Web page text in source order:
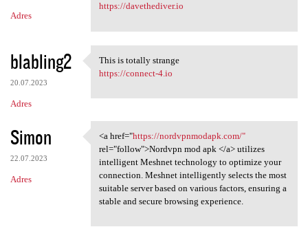
Adres
https://davethediver.io
blabling2
20.07.2023
Adres
This is totally strange
This is totally strange
https://connect-4.io
Simon
22.07.2023
Adres
<a href="https:/
<a href="https://nordvpnmodapk.com/"
rel="follow">Nordvpn mod apk </a> utilizes
intelligent Meshnet technology to optimize your
connection. Meshnet intelligently selects the most
suitable server based on various factors, ensuring a
stable and secure browsing experience.